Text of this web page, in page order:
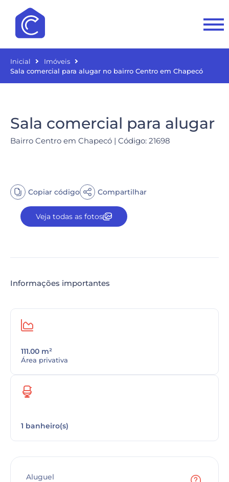
Inicial
Imóveis
Sala comercial para alugar no bairro Centro em Chapecó
Sala comercial para alugar
Bairro Centro em Chapecó | Código: 21698
Copiar código Compartilhar
Veja todas as fotos
Informações importantes
111.00 m²
Área privativa
1 banheiro(s)
Aluguel